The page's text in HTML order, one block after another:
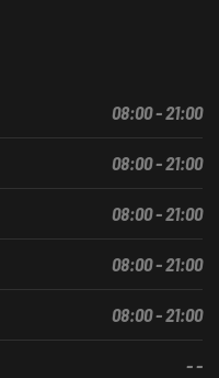
08:00 - 21:00
08:00 - 21:00
08:00 - 21:00
08:00 - 21:00
08:00 - 21:00
- -